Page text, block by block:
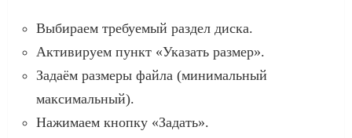
Выбираем требуемый раздел диска.
Активируем пункт «Указать размер».
Задаём размеры файла (минимальный
максимальный).
Нажимаем кнопку «Задать».